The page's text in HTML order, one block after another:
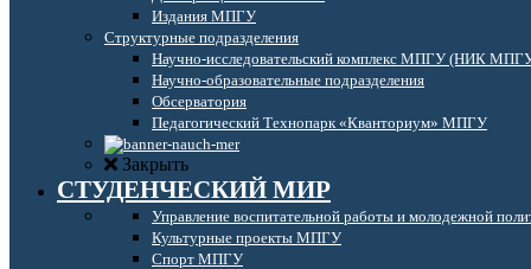
Издания МПГУ
Структурные подразделения
Научно-исследовательский комплекс МПГУ (НИК
Научно-образовательные подразделения
Обсерватория
Педагогический Технопарк «Кванториум» МПГУ
Закрыть
СТУДЕНЧЕСКИЙ МИР
Управление воспитательной работы и молодежной
Культурные проекты МПГУ
Спорт МПГУ